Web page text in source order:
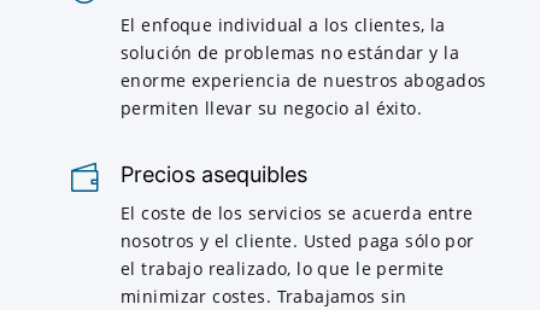
El enfoque individual a los clientes, la
solución de problemas no estándar y la
enorme experiencia de nuestros abogados
permiten llevar su negocio al éxito.
Precios asequibles
El coste de los servicios se acuerda entre
nosotros y el cliente. Usted paga sólo por
el trabajo realizado, lo que le permite
minimizar costes. Trabajamos sin